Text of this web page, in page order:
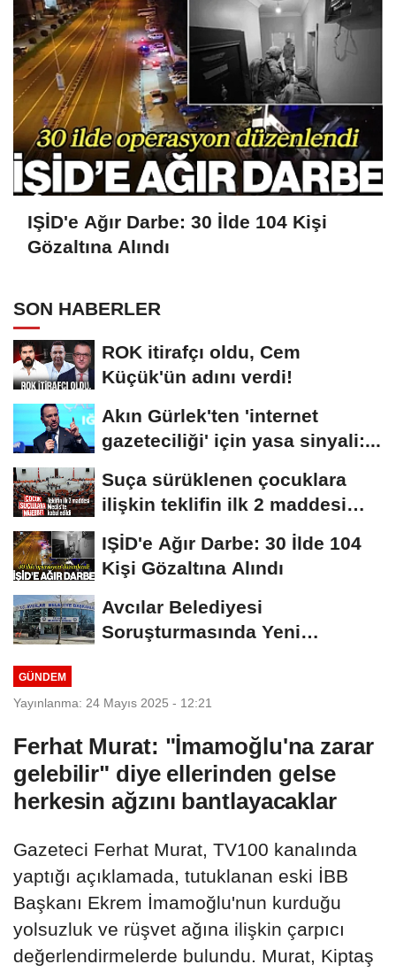
IŞİD'e Ağır Darbe: 30 İlde 104 Kişi
Gözaltına Alındı
SON HABERLER
ROK itirafçı oldu, Cem
Küçük'ün adını verdi!
Akın Gürlek'ten 'internet
gazeteciliği' için yasa sinyali:...
Suça sürüklenen çocuklara
ilişkin teklifin ilk 2 maddesi
kabul edildi
IŞİD'e Ağır Darbe: 30 İlde 104
Kişi Gözaltına Alındı
Avcılar Belediyesi
Soruşturmasında Yeni
GÜNDEM
Yayınlanma: 24 Mayıs 2025 - 12:21
Ferhat Murat: "İmamoğlu'na zarar
gelebilir" diye ellerinden gelse
herkesin ağzını bantlayacaklar
Gazeteci Ferhat Murat, TV100 kanalında
yaptığı açıklamada, tutuklanan eski İBB
Başkanı Ekrem İmamoğlu'nun kurduğu
yolsuzluk ve rüşvet ağına ilişkin çarpıcı
değerlendirmelerde bulundu. Murat, Kiptaş